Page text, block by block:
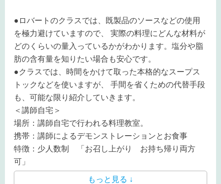
●ロバートのクラスでは、既製品のソースなどの使用
を極力避けていますので、 実際の料理にどんな材料が
どのくらいの量入っているかがわかります。塩分や脂
肪の含有量を知りたい場合も安心です。
●クラスでは、時間をかけて取った本格的なスープス
トックなどを使いますが、 手間を省くための代替手段
も、可能な限り紹介していきます。
＜講師自宅＞
場所：講師自宅で行われる料理教室。
携帯：講師によるデモンストレーションとお食事
特徴：少人数制 「お召し上がり お持ち帰り両方
可」
もっと見る ↓